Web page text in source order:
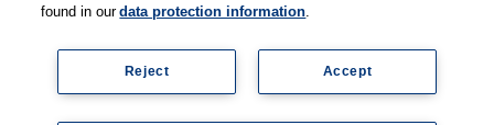
Impressum Datenschutz Kontakt AGB
found in ourdata protection information.
Accept
Reject